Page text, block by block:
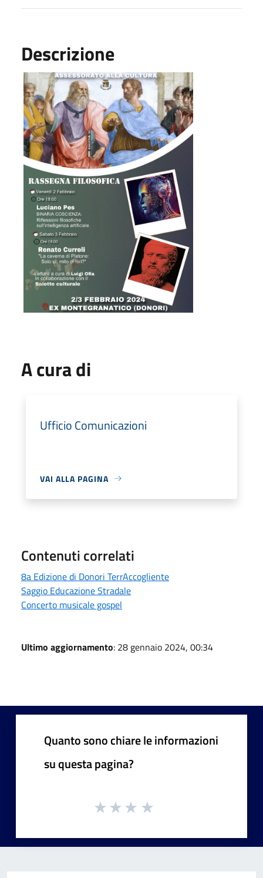
Descrizione
A cura di
Ufficio Comunicazioni
VAI ALLA PAGINA
Contenuti correlati
8a Edizione di Donori TerrAccogliente
Saggio Educazione Stradale
Concerto musicale gospel
Ultimo aggiornamento: 28 gennaio 2024, 00:34
Quanto sono chiare le informazioni
su questa pagina?